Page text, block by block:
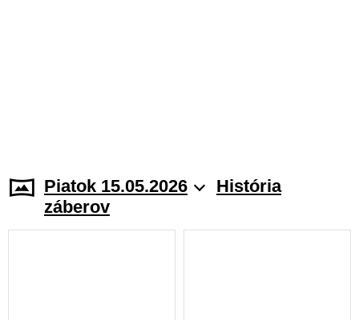
Piatok 15.05.2026
História
záberov